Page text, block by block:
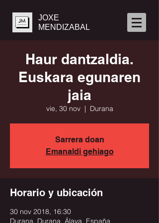
JOXE
MENDIZABAL
Haur dantzaldia.
Euskara egunaren
jaia
vie, 30 nov
  |
Durana
Sarrera doan
Emanaldi gehiago
Horario y ubicación
30 nov 2018, 16:30
Durana, Durana, Álava, España